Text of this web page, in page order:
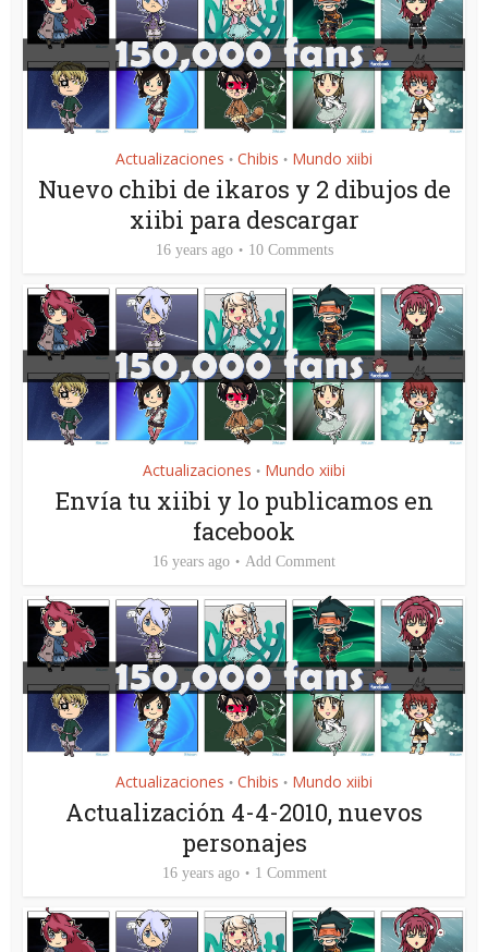
Actualizaciones • Chibis • Mundo xiibi
Nuevo chibi de ikaros y 2 dibujos de
xiibi para descargar
16 years ago 10 Comments
Actualizaciones • Mundo xiibi
Envía tu xiibi y lo publicamos en
facebook
16 years ago Add Comment
Actualizaciones • Chibis • Mundo xiibi
Actualización 4-4-2010, nuevos
personajes
16 years ago 1 Comment